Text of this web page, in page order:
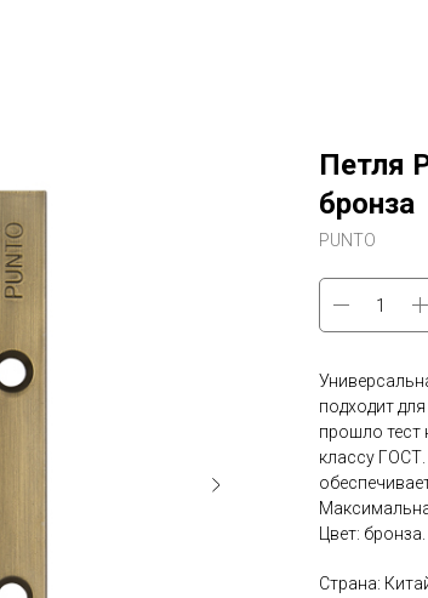
Петля
бронза
PUNTO
подходит
прошло тест
классу
Цвет:
Страна: